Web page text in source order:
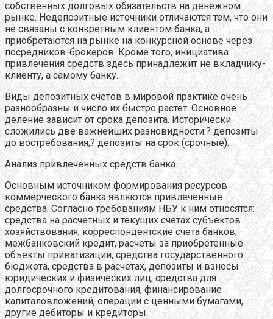
собственных долговых обязательств на денежном
рынке. Недепозитные источники отличаются тем, что они
не связаны с конкретным клиентом банка, а
приобретаются на рынке на конкурсной основе через
посредников-брокеров. Кроме того, инициатива
привлечения средств здесь принадлежит не вкладчику-
клиенту, а самому банку.
Виды депозитных счетов в мировой практике очень
разнообразны и число их быстро растет. Основное
деление зависит от срока депозита. Исторически
сложились две важнейших разновидности:? депозиты
до востребования;? депозиты на срок (срочные).
Анализ привлеченных средств банка
Основным источником формирования ресурсов
коммерческого банка являются привлеченные
средства. Согласно требованиям НБУ к ним относятся:
средства на расчетных и текущих счетах субъектов
хозяйствования, корреспондентские счета банков,
межбанковский кредит, расчеты за приобретенные
объекты приватизации, средства государственного
бюджета, средства в расчетах, депозиты и взносы
юридических и физических лиц, средства для
долгосрочного кредитования, финансирование
капиталовложений, операции с ценными бумагами,
другие дебиторы и кредиторы.